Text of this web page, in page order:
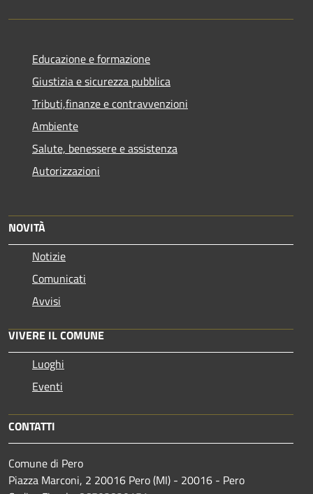
Educazione e formazione
Giustizia e sicurezza pubblica
Tributi,finanze e contravvenzioni
Ambiente
Salute, benessere e assistenza
Autorizzazioni
NOVITÀ
Notizie
Comunicati
Avvisi
VIVERE IL COMUNE
Luoghi
Eventi
CONTATTI
Comune di Pero
Piazza Marconi, 2 20016 Pero (MI) - 20016 - Pero